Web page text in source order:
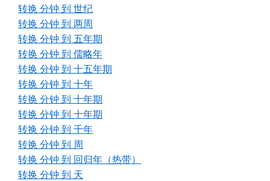
转换 分钟 到 世纪
转换 分钟 到 两周
转换 分钟 到 五年期
转换 分钟 到 儒略年
转换 分钟 到 十五年期
转换 分钟 到 十年
转换 分钟 到 十年期
转换 分钟 到 十年期
转换 分钟 到 千年
转换 分钟 到 周
转换 分钟 到 回归年（热带）
转换 分钟 到 天